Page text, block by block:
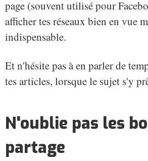
page (souvent utilisé pour
afficher tes réseaux bien en vue
indispensable.
Et n'hésite pas à en parler de
tes articles, lorsque le sujet s'y
N'oublie pas les
partage